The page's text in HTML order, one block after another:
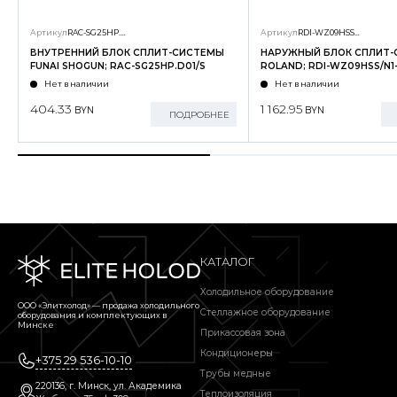
Артикул RAC-SG25HP.D01/S
ВНУТРЕННИЙ БЛОК СПЛИТ-СИСТЕМЫ
FUNAI SHOGUN; RAC-SG25HP.D01/S
Нет в наличии
404.33 BYN ПОДРОБНЕЕ
Артикул RDI-WZ09HSS/N1-OUT
НАРУЖНЫЙ БЛОК
ROLAND; RDI-WZ09HSS/
Нет в наличии
1 162.95 BYN
ООО «Элитхолод» ― продажа холодильного
оборудования и комплектующих в
Минске
+375 29 536-10-10
220136, г. Минск, ул. Академика
КАТАЛОГ
Холодильное оборудование
Стеллажное оборудование
Прикассовая зона
Кондиционеры
Трубы медные
Теплоизоляция